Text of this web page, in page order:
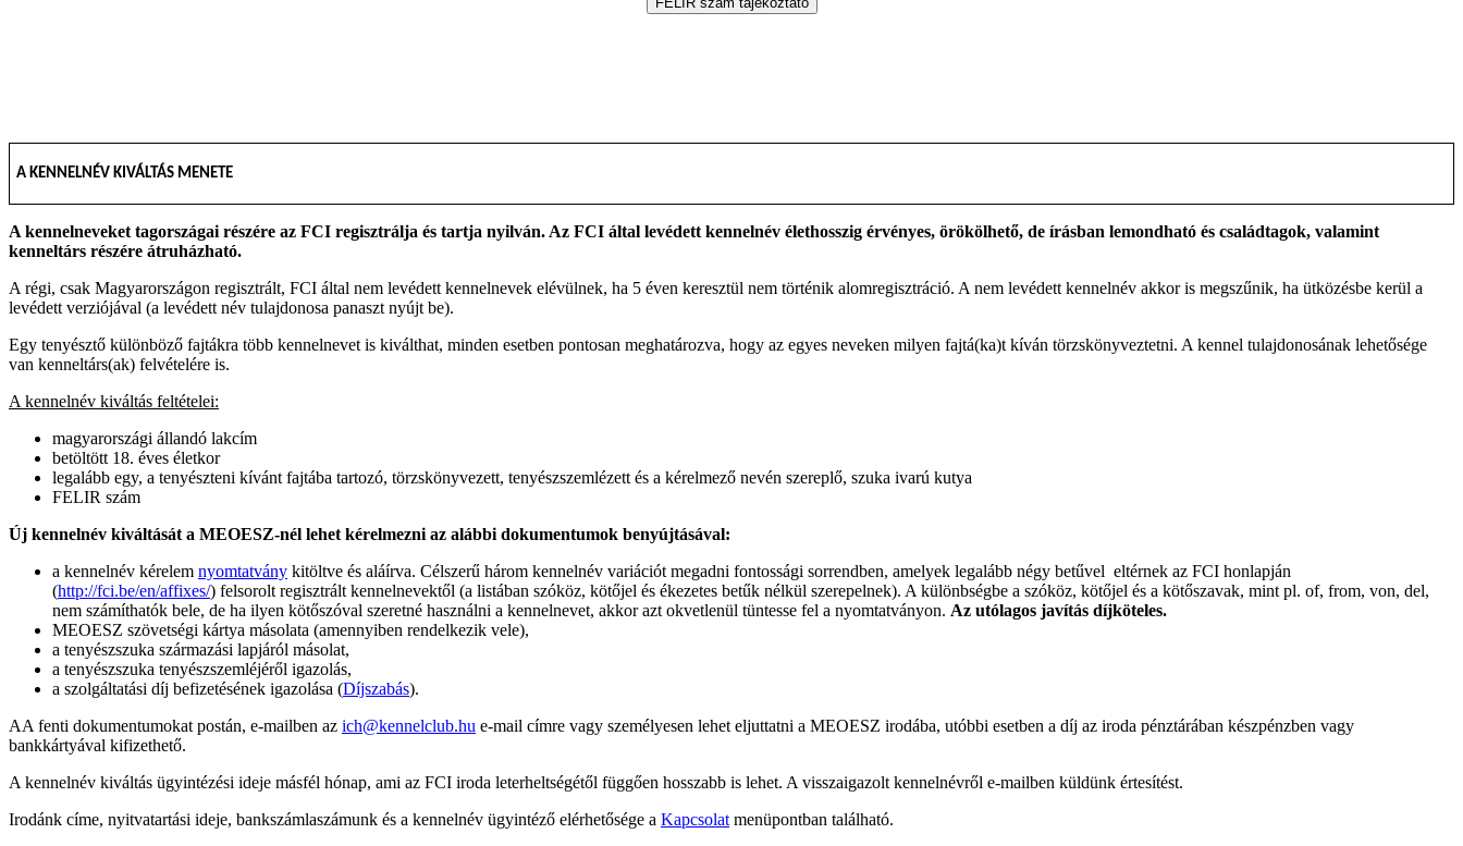
A KENNELNÉV KIVÁLTÁS MENETE
A kennelneveket tagországai részére az FCI regisztrálja és tartja nyilván. Az FCI által levédett kennelnév élethosszig érvényes, örökölhető, de írásban lemondható és családtagok, valamint
kenneltárs részére átruházható.
A régi, csak Magyarországon regisztrált, FCI által nem levédett kennelnevek elévülnek, ha 5 éven keresztül nem történik alomregisztráció. A nem levédett kennelnév akkor is megszűnik, ha ütközésbe kerül a
levédett verziójával (a levédett név tulajdonosa panaszt nyújt be).
Egy tenyésztő különböző fajtákra több kennelnevet is kiválthat, minden esetben pontosan meghatározva, hogy az egyes neveken milyen fajtá(ka)t kíván törzskönyveztetni. A kennel tulajdonosának lehetősége
van kenneltárs(ak) felvételére is.
A kennelnév kiváltás feltételei:
magyarországi állandó lakcím
betöltött 18. éves életkor
legalább egy, a tenyészteni kívánt fajtába tartozó, törzskönyvezett, tenyészszemlézett és a kérelmező nevén szereplő, szuka ivarú kutya
FELIR szám
Új kennelnév kiváltását a MEOESZ-nél lehet kérelmezni az alábbi dokumentumok benyújtásával:
a kennelnév kérelem nyomtatvány kitöltve és aláírva. Célszerű három kennelnév variációt megadni fontossági sorrendben, amelyek legalább négy betűvel eltérnek az FCI honlapján
(http://fci.be/en/affixes/) felsorolt regisztrált kennelnevektől (a listában szóköz, kötőjel és ékezetes betűk nélkül szerepelnek). A különbségbe a szóköz, kötőjel és a kötőszavak, mint pl. of, from, von, del,
nem számíthatók bele, de ha ilyen kötőszóval szeretné használni a kennelnevet, akkor azt okvetlenül tüntesse fel a nyomtatványon. Az utólagos javítás díjköteles.
MEOESZ szövetségi kártya másolata (amennyiben rendelkezik vele),
a tenyészszuka származási lapjáról másolat,
a tenyészszuka tenyészszemléjéről igazolás,
a szolgáltatási díj befizetésének igazolása (Díjszabás).
AA fenti dokumentumokat postán, e-mailben az ich@kennelclub.hu e-mail címre vagy személyesen lehet eljuttatni a MEOESZ irodába, utóbbi esetben a díj az iroda pénztárában készpénzben vagy
bankkártyával kifizethető.
A kennelnév kiváltás ügyintézési ideje másfél hónap, ami az FCI iroda leterheltségétől függően hosszabb is lehet. A visszaigazolt kennelnévről e-mailben küldünk értesítést.
Irodánk címe, nyitvatartási ideje, bankszámlaszámunk és a kennelnév ügyintéző elérhetősége a Kapcsolat menüpontban található.